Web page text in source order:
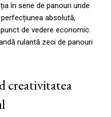
în serie de panouri unde
absolută,
de vedere economic.
rulantă zeci de panouri
creativitatea